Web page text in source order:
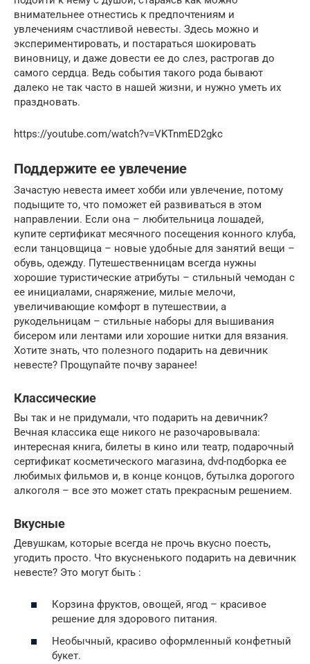
внимательнее отнестись к предпочтениям и
увлечениям счастливой невесты. Здесь можно и
экспериментировать, и постараться шокировать
виновницу, и даже довести ее до слез, растрогав до
самого сердца. Ведь события такого рода бывают
далеко не так часто в нашей жизни, и нужно уметь их
праздновать.
https://youtube.com/watch?v=VKTnmED2gkc
Поддержите ее увлечение
Зачастую невеста имеет хобби или увлечение, потому
подыщите то, что поможет ей развиваться в этом
направлении. Если она – любительница лошадей,
купите сертификат месячного посещения конного клуба,
если танцовщица – новые удобные для занятий вещи –
обувь, одежду. Путешественницам всегда нужны
хорошие туристические атрибуты – стильный чемодан с
ее инициалами, снаряжение, милые мелочи,
увеличивающие комфорт в путешествии, а
рукодельницам – стильные наборы для вышивания
бисером или лентами или хорошие нитки для вязания.
Хотите знать, что полезного подарить на девичник
невесте? Прощупайте почву заранее!
Классические
Вы так и не придумали, что подарить на девичник?
Вечная классика еще никого не разочаровывала:
интересная книга, билеты в кино или театр, подарочный
сертификат косметического магазина, dvd-подборка ее
любимых фильмов и, в конце концов, бутылка дорогого
алкоголя – все это может стать прекрасным решением.
Вкусные
Девушкам, которые всегда не прочь вкусно поесть,
угодить просто. Что вкусненького подарить на девичник
невесте? Это могут быть :
Корзина фруктов, овощей, ягод – красивое
решение для здорового питания.
Необычный, красиво оформленный конфетный
букет.